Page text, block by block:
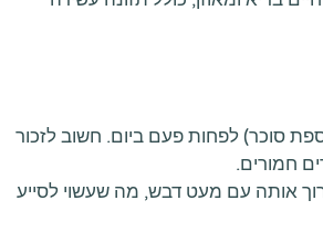
סוכר) לפחות פעם ביום. חשוב לזכור
חמורים.
אותה עם מעט דבש, מה שעשוי לסייע